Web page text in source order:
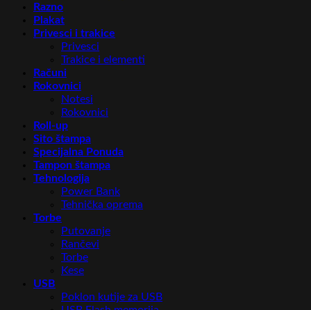
Razno
Plakat
Privesci i trakice
Privesci
Trakice i elementi
Računi
Rokovnici
Notesi
Rokovnici
Roll-up
Sito štampa
Specijalna Ponuda
Tampon štampa
Tehnologija
Power Bank
Tehnička oprema
Torbe
Putovanje
Rančevi
Torbe
Kese
USB
Poklon kutije za USB